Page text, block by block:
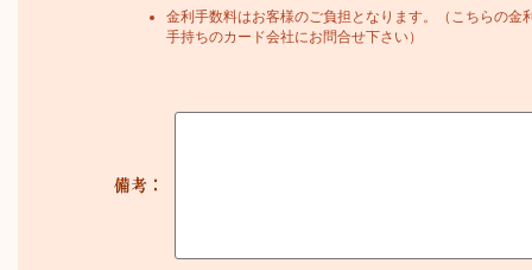
金利手数料はお客様のご負担となります。（こちらの金
手持ちのカード会社にお問合せ下さい）